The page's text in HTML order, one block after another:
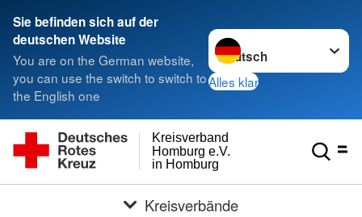
Sie befinden sich auf der
deutschen Website
You are on the German website,
you can use the switch to switch to
the English one
Sprache wechseln zu
Alles klar
in Homburg
Homburg e.V.
Kreisverband
Kreisverbände